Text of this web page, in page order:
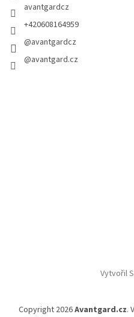
avantgardcz
+420608164959
@avantgardcz
@avantgard.cz
Vytvořil
Copyright 2026Avantgard.cz.